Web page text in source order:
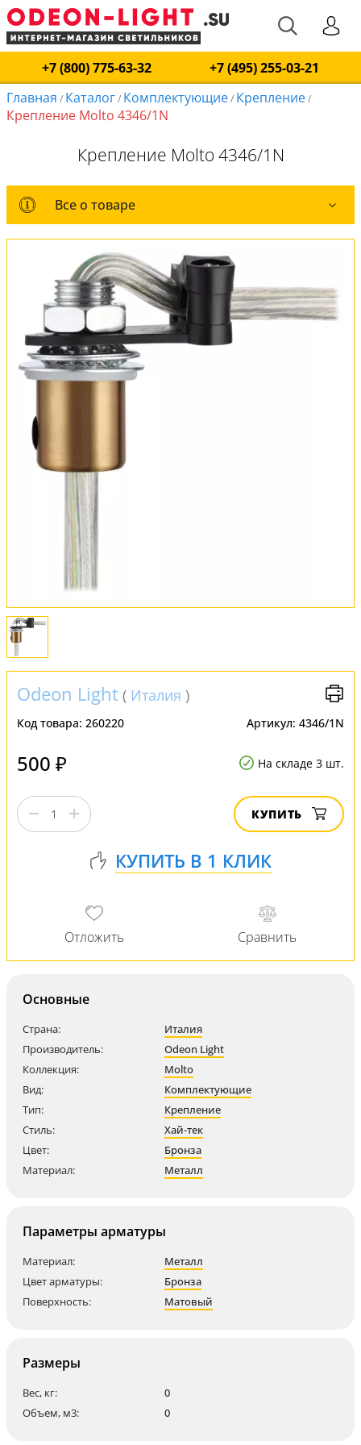
+7 (800) 775-63-32
+7 (495) 255-03-21
Главная / Каталог/ Комплектующие/ Крепление/
Крепление Molto 4346/1N
Крепление Molto 4346/1N
Все о товаре
Все о товаре
Вся коллекция
Оплата и доставка
Обмен и возврат
Отзывы
Odeon Light ( Италия )
Код товара: 260220 Артикул: 4346/1N
500 ₽ На складе 3 шт.
КУПИТЬ
Основные
Страна:
Италия
Производитель:
Odeon Light
Коллекция:
Molto
Вид:
Комплектующие
Тип:
Крепление
Стиль:
Хай-тек
Цвет:
Бронза
Материал:
Металл
Параметры арматуры
Материал:
Металл
Цвет арматуры:
Бронза
Поверхность:
Матовый
Размеры
Вес, кг:
0
Объем, м3:
0